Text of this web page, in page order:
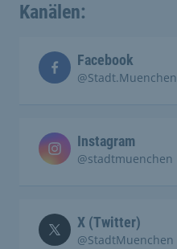
Kanälen:
Facebook
@Stadt.Muenchen
Instagram
@stadtmuenchen
X (Twitter)
@StadtMuenchen